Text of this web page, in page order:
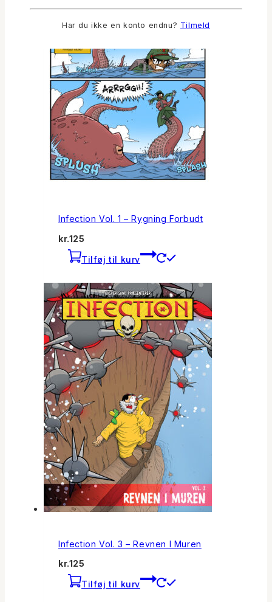
Infection Vol. 1 – Rygning Forbudt
kr.125
Tilføj til kurv
Infection Vol. 3 – Revnen I Muren
kr.125
Tilføj til kurv
Har du ikke en konto endnu? Tilmeld